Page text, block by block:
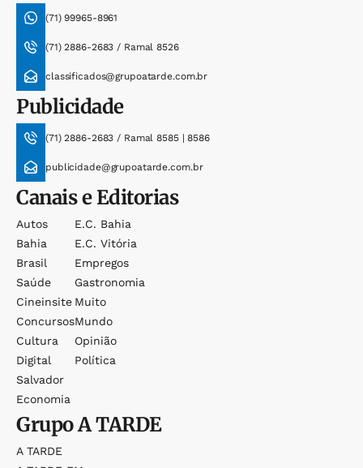
(71) 99965-8961
(71) 2886-2683 / Ramal 8526
classificados@grupoatarde.com.br
Publicidade
(71) 2886-2683 / Ramal 8585 | 8586
publicidade@grupoatarde.com.br
Canais e Editorias
Autos
Bahia
Brasil
Saúde
Cineinsite
Concursos
Cultura
Digital
Salvador
Economia
E.c. Bahia
E.c. Vitória
Empregos
Gastronomia
Muito
Mundo
Opinião
Política
GrupoA TARDE
A TARDE